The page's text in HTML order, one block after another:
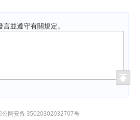
並遵守有關規定。
公网安备 35020302032707号